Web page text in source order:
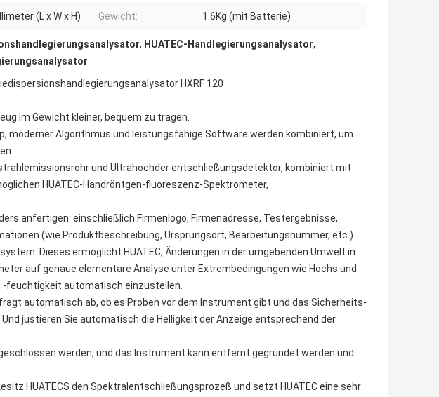
(L x W x H) Gewicht: 1.6Kg (mit Batterie)
, HUATEC-Handlegierungsanalysator,
HXRF 120
im Gewicht kleiner, bequem zu tragen.
moderner Algorithmus und leistungsfähige Software werden kombiniert, um
und Ultrahochder entschließungsdetektor, kombiniert mit
HUATEC-Handröntgen-fluoreszenz-Spektrometer,
anfertigen: einschließlich Firmenlogo, Firmenadresse, Testergebnisse,
(wie Produktbeschreibung, Ursprungsort, Bearbeitungsnummer, etc.).
Dieses ermöglicht HUATEC, Änderungen in der umgebenden Umwelt in
auf genaue elementare Analyse unter Extrembedingungen wie Hochs und
feuchtigkeit automatisch einzustellen.
automatisch ab, ob es Proben vor dem Instrument gibt und das Sicherheits-
justieren Sie automatisch die Helligkeit der Anzeige entsprechend der
werden, und das Instrument kann entfernt gegründet werden und
HUATECS den Spektralentschließungsprozeß und setzt HUATEC eine sehr